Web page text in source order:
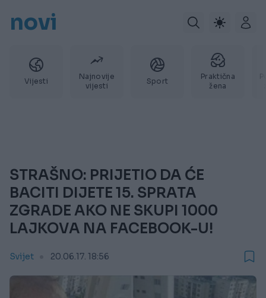
novi
Vijesti
Najnovije
vijesti
Sport
Praktična
žena
STRAŠNO: PRIJETIO DA ĆE
BACITI DIJETE 15. SPRATA
ZGRADE AKO NE SKUPI 1000
LAJKOVA NA FACEBOOK-U!
Svijet 20.06.17. 18:56